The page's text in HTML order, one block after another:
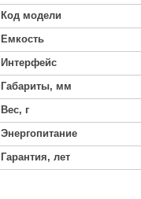
Код модели
Емкость
Интерфейс
Габариты, мм
Вес, г
Энергопитание
Гарантия, лет